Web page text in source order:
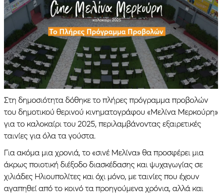
Στη δημοσιότητα δόθηκε το πλήρες πρόγραμμα προβολών
του δημοτικού θερινού κινηματογράφου «Μελίνα Μερκούρη»
για το καλοκαίρι του 2025, περιλαμβάνοντας εξαιρετικές
ταινίες για όλα τα γούστα.
Για ακόμα μια χρονιά, το «σινέ Μελίνα» θα προσφέρει μια
άκρως ποιοτική διέξοδο διασκέδασης και ψυχαγωγίας σε
χιλιάδες Ηλιουπολίτες και όχι μόνο, με ταινίες που έχουν
αγαπηθεί από το κοινό τα προηγούμενα χρόνια, αλλά και